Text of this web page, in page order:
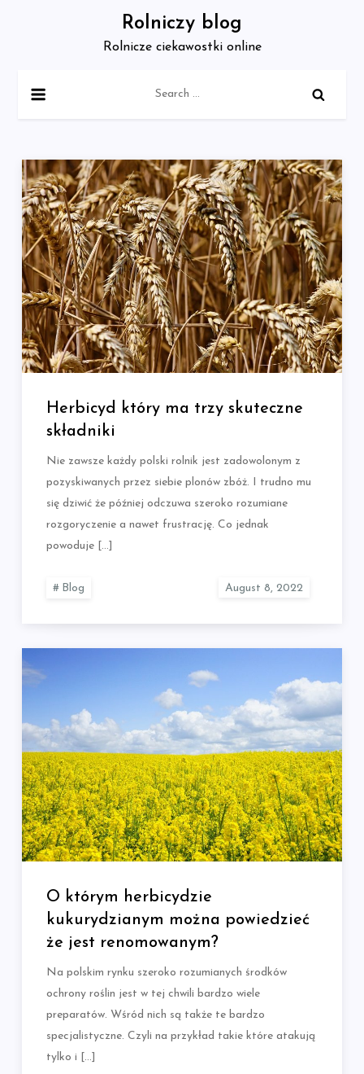
Rolniczy blog
Rolnicze ciekawostki online
for:
Herbicyd który ma trzy skuteczne
składniki
Nie zawsze każdy polski rolnik jest zadowolonym z
pozyskiwanych przez siebie plonów zbóż. I trudno mu
się dziwić że później odczuwa szeroko rozumiane
rozgoryczenie a nawet frustrację. Co jednak
powoduje […]
Blog
O którym herbicydzie
kukurydzianym można powiedzieć
że jest renomowanym?
Na polskim rynku szeroko rozumianych środków
ochrony roślin jest w tej chwili bardzo wiele
preparatów. Wśród nich są także te bardzo
specjalistyczne. Czyli na przykład takie które atakują
tylko i […]